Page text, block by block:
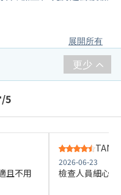
展開所有
更少
/5
且不用
2026-06-23
檢查人員細心.